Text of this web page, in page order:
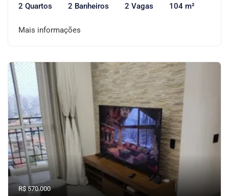
2 Quartos 2 Banheiros 2 Vagas 104 m²
Mais informações
R$ 570.000